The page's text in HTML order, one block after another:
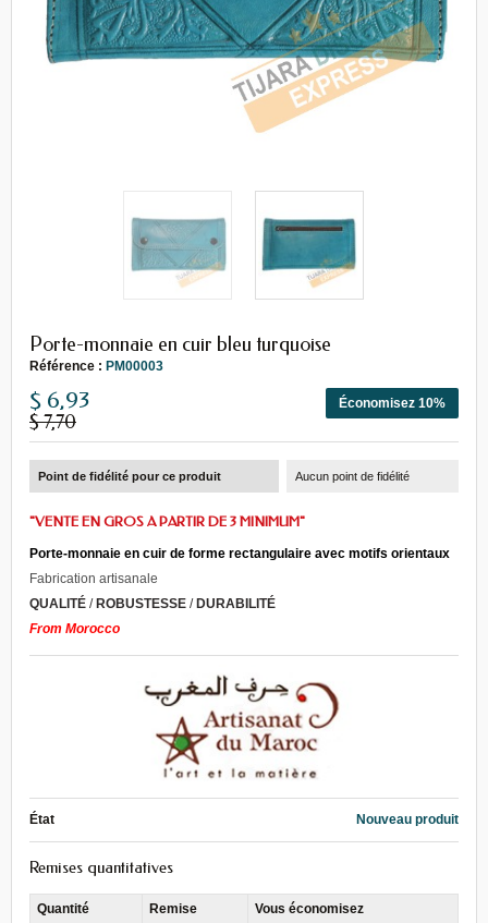
Porte-monnaie en cuir bleu turquoise
Référence : PM00003
Économisez 10%
$ 6,93
$ 7,70
Point de fidélité pour ce produit Aucun point de fidélité
"VENTE EN GROS A PARTIR DE 3 MINIMUM"
Porte-monnaie en cuir de forme rectangulaire avec motifs orientaux
Fabrication artisanale
QUALITÉ / ROBUSTESSE / DURABILITÉ
From Morocco
État Nouveau produit
Remises quantitatives
Quantité Remise
Vous économisez